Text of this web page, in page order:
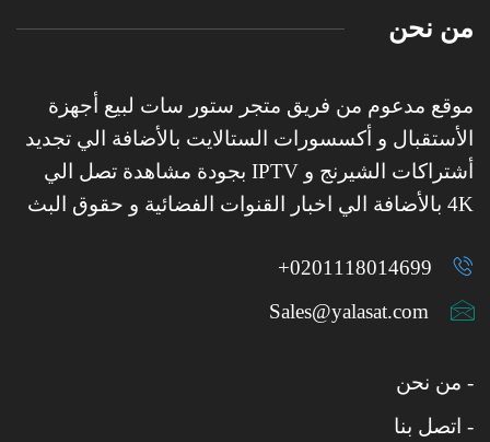
من نحن
موقع مدعوم من فريق متجر ستور سات لبيع أجهزة
الأستقبال و أكسسورات الستالايت بالأضافة الي تجديد
أشتراكات الشيرنج و IPTV بجودة مشاهدة تصل الي
4K بالأضافة الي اخبار القنوات الفضائية و حقوق البث
Sales@yalasat.com
- من نحن
- اتصل بنا